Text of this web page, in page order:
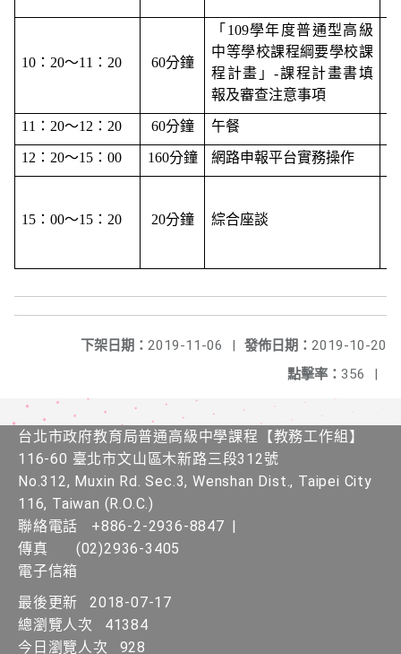
10 ：20～11：20 60分鐘
「109學年度普通型高級
中等學校課程綱要學校課
程計畫」-課程計畫書填
報及審查注意事項
11 ：20～12：20 60分鐘 午餐
12 ：20～15：00 160分鐘 網路申報平台實務操作
15 ：00～15：20 20分鐘 綜合座談
發佈日期： 2019-10-20
下架日期： 2019-11-06
|
點擊率： 356 |
台北市政府教育局普通高級中學課程​【教務工作組】
116-60 臺北市文山區木新路三段312號
No.312, Muxin Rd. Sec.3, Wenshan Dist., Taipei City
116, Taiwan (R.O.C.)
聯絡電話
+886-2-2936-8847 |
傳真
(02)2936-3405
電子信箱
最後更新
2018-07-17
總瀏覽人次
41384
今日瀏覽人次
928